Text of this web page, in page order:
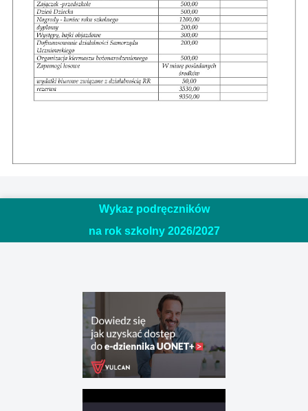
Wykaz podręczników
na rok szkolny 2026/2027